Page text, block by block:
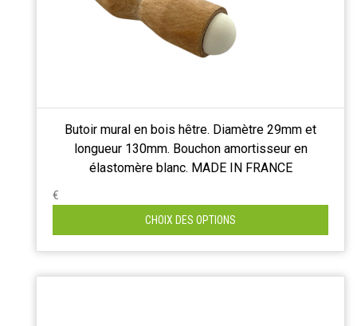
Butoir mural en bois hêtre. Diamètre 29mm et
longueur 130mm. Bouchon amortisseur en
élastomère blanc. MADE IN FRANCE
€
CHOIX DES OPTIONS